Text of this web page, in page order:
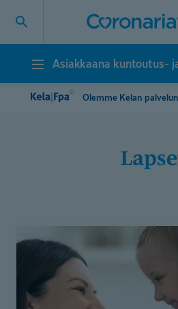
Asiakkaana
kuntoutus-
Asiakkaana kuntoutus-
Olemme Kelan
maksuttomissa
kuntoutuksissa
perhe